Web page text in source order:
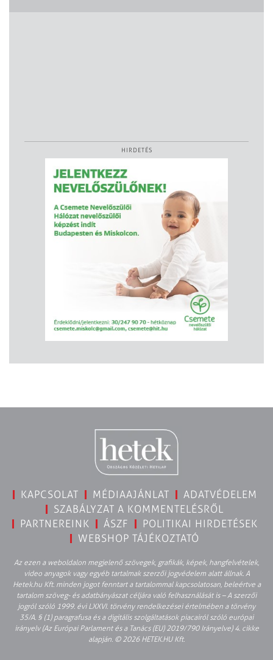
HIRDETÉS
KAPCSOLAT MÉDIAAJÁNLAT
ADATVÉDELEM
SZABÁLYZAT A KOMMENTELÉSRŐL
PARTNEREINK
ÁSZF
POLITIKAI HIRDETÉSEK
WEBSHOP TÁJÉKOZTATÓ
Az ezen a weboldalon megjelenő szövegek, grafikák, képek, hangfelvételek,
video anyagok vagy egyéb tartalmak szerzői jogvédelem alatt állnak. A
Hetek.hu Kft. minden jogot fenntart a tartalommal kapcsolatosan, beleértve a
tartalom szöveg- és adatbányászat céljára való felhasználását is – A szerzői
jogról szóló 1999. évi LXXVI. törvény rendelkezései értelmében a törvény
35/A. § (1) paragrafusa és a digitális szolgáltatások piacairól szóló európai
irányelv (Az Európai Parlament és a Tanács (EU) 2019/790 Irányelve) 4. cikke
alapján. © 2026 HETEK.HU Kft.